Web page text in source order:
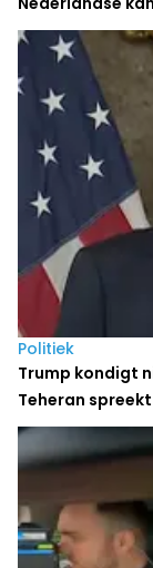
Politiek
Trump kondigt
Teheran